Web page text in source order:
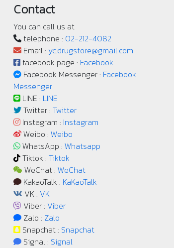
Contact
You can call us at
telephone : 02-212-4082
Email : yc.drugstore@gmail.com
facebook page : Facebook
Facebook Messenger : Facebook
Messenger
LINE : LINE
Twitter : Twitter
Instagram : Instagram
Weibo : Weibo
WhatsApp : Whatsapp
Tiktok : Tiktok
WeChat : WeChat
KakaoTalk : KaKaoTalk
VK : VK
Viber : Viber
Zalo : Zalo
Snapchat : Snapchat
Signal : Signal